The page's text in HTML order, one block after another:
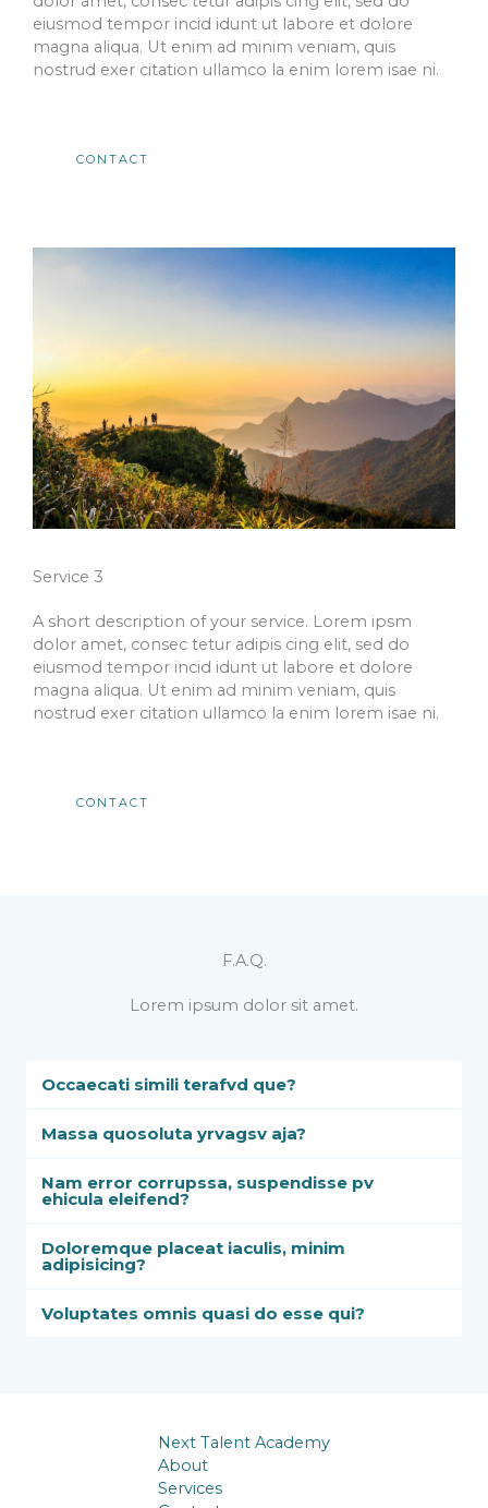
eiusmod tempor incid idunt ut labore et dolore
magna aliqua. Ut enim ad minim veniam, quis
nostrud exer citation ullamco la enim lorem isae ni.​
CONTACT
Service 3
A short description of your service. Lorem ipsm
dolor amet, consec tetur adipis cing elit, sed do
eiusmod tempor incid idunt ut labore et dolore
magna aliqua. Ut enim ad minim veniam, quis
nostrud exer citation ullamco la enim lorem isae ni.​
CONTACT
F.A.Q.​
Lorem ipsum dolor sit amet.​
Occaecati simili terafvd que?
Massa quosoluta yrvagsv aja?
Nam error corrupssa, suspendisse pv
ehicula eleifend?
Doloremque placeat iaculis, minim
adipisicing?
Voluptates omnis quasi do esse qui?
Next Talent Academy
About
Services